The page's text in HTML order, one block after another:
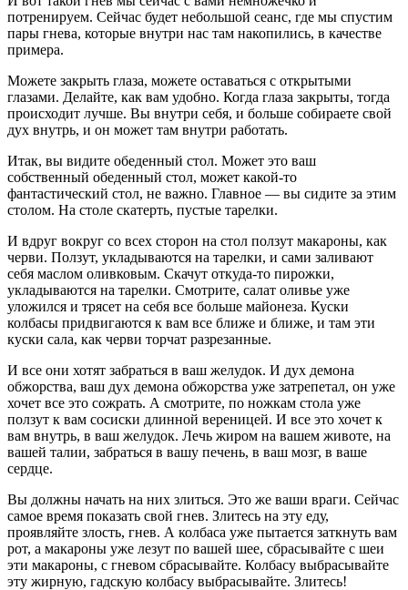
потренируем. Сейчас будет небольшой сеанс, где мы спустим
пары гнева, которые внутри нас там накопились, в качестве
примера.
Можете закрыть глаза, можете оставаться с открытыми
глазами. Делайте, как вам удобно. Когда глаза закрыты, тогда
происходит лучше. Вы внутри себя, и больше собираете свой
дух внутрь, и он может там внутри работать.
Итак, вы видите обеденный стол. Может это ваш
собственный обеденный стол, может какой-то
фантастический стол, не важно. Главное — вы сидите за этим
столом. На столе скатерть, пустые тарелки.
И вдруг вокруг со всех сторон на стол ползут макароны, как
черви. Ползут, укладываются на тарелки, и сами заливают
себя маслом оливковым. Скачут откуда-то пирожки,
укладываются на тарелки. Смотрите, салат оливье уже
уложился и трясет на себя все больше майонеза. Куски
колбасы придвигаются к вам все ближе и ближе, и там эти
куски сала, как черви торчат разрезанные.
И все они хотят забраться в ваш желудок. И дух демона
обжорства, ваш дух демона обжорства уже затрепетал, он уже
хочет все это сожрать. А смотрите, по ножкам стола уже
ползут к вам сосиски длинной вереницей. И все это хочет к
вам внутрь, в ваш желудок. Лечь жиром на вашем животе, на
вашей талии, забраться в вашу печень, в ваш мозг, в ваше
сердце.
Вы должны начать на них злиться. Это же ваши враги. Сейчас
самое время показать свой гнев. Злитесь на эту еду,
проявляйте злость, гнев. А колбаса уже пытается заткнуть вам
рот, а макароны уже лезут по вашей шее, сбрасывайте с шеи
эти макароны, с гневом сбрасывайте. Колбасу выбрасывайте
эту жирную, гадскую колбасу выбрасывайте. Злитесь!